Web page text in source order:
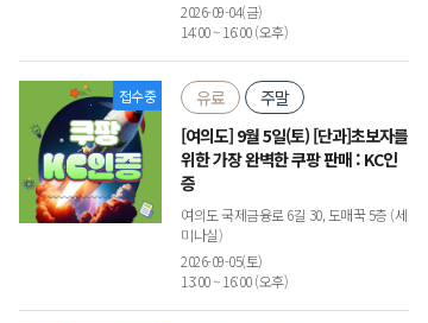
2026-09-04(금)
14:00 ~ 16:00 (오후)
접수중 유료
주말
[여의도] 9월 5일(토) [단과]초보자를
위한 가장 완벽한 쿠팡 판매 : KC인
증
여의도 국제금융로 6길 30, 도매꾹 5층 (세
미나실)
2026-09-05(토)
13:00 ~ 16:00 (오후)